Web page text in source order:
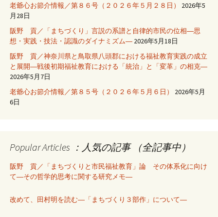
老爺心お節介情報／第８６号（２０２６年５月２８日）
2026年5
月28日
阪野 貢／「まちづくり」言説の系譜と自律的市民の位相―思
想・実践・技法・認識のダイナミズム― 2026年5月18日
阪野 貢／神奈川県と鳥取県八頭郡における福祉教育実践の成立
と展開―戦後初期福祉教育における「統治」と「変革」の相克―
2026年5月7日
老爺心お節介情報／第８５号（２０２６年５月６日）
2026年5月
6日
Popular Articles ：人気の記事 （全記事中）
阪野 貢／「まちづくりと市民福祉教育」論 その体系化に向け
て―その哲学的思考に関する研究メモ―
改めて、田村明を読む―「まちづくり３部作」について―